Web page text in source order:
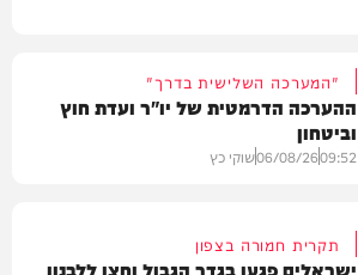
"המערכה השלישית בדרך"
ההערכה הדרמטית של יו"ר ועדת חוץ
וביטחון
09:52
06/08/26שוקי כץ
תקרית חמורה בצפון
ישראלים פגעו בגדר הגבול וחצו ללבנון